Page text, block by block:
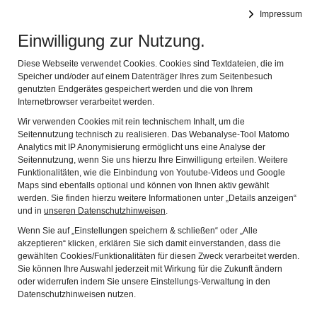
Impressum
Einwilligung zur Nutzung.
Diese Webseite verwendet Cookies. Cookies sind Textdateien, die im
Speicher und/oder auf einem Datenträger Ihres zum Seitenbesuch
genutzten Endgerätes gespeichert werden und die von Ihrem
Internetbrowser verarbeitet werden.
Wir verwenden Cookies mit rein technischem Inhalt, um die
Seitennutzung technisch zu realisieren. Das Webanalyse-Tool Matomo
Analytics mit IP Anonymisierung ermöglicht uns eine Analyse der
Seitennutzung, wenn Sie uns hierzu Ihre Einwilligung erteilen. Weitere
Funktionalitäten, wie die Einbindung von Youtube-Videos und Google
Maps sind ebenfalls optional und können von Ihnen aktiv gewählt
werden. Sie finden hierzu weitere Informationen unter „Details anzeigen“
und in unseren Datenschutzhinweisen.
Wenn Sie auf „Einstellungen speichern & schließen“ oder „Alle
akzeptieren“ klicken, erklären Sie sich damit einverstanden, dass die
gewählten Cookies/Funktionalitäten für diesen Zweck verarbeitet werden.
Sie können Ihre Auswahl jederzeit mit Wirkung für die Zukunft ändern
oder widerrufen indem Sie unsere Einstellungs-Verwaltung in den
Datenschutzhinweisen nutzen.
HEIMATKUNDLICHER VEREIN
SURBERG
Der Heimatkundliche Verein Surberg hat sich laut seiner
Satzung der geschichtlichen Erforschung der Gemeinde